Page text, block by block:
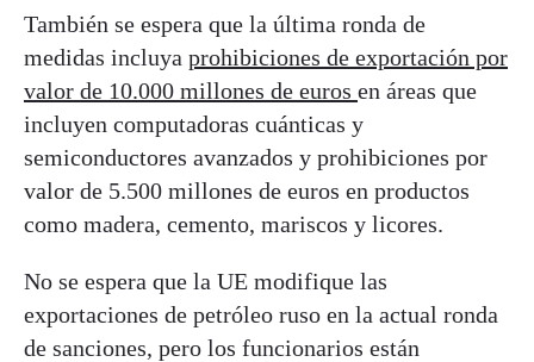
También se espera que la última ronda de
medidas incluya prohibiciones de exportación por
valor de 10.000 millones de euros en áreas que
incluyen computadoras cuánticas y
semiconductores avanzados y prohibiciones por
valor de 5.500 millones de euros en productos
como madera, cemento, mariscos y licores.
No se espera que la UE modifique las
exportaciones de petróleo ruso en la actual ronda
de sanciones, pero los funcionarios están